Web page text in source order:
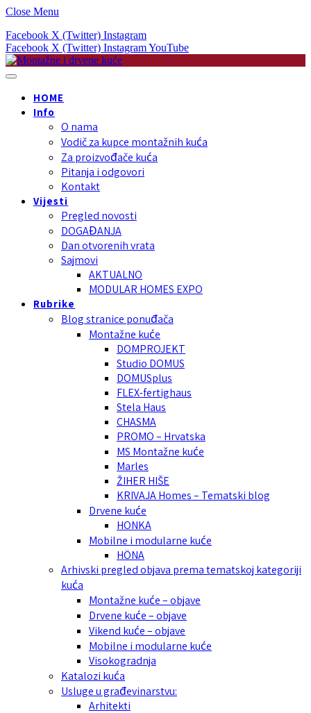
Close Menu
Facebook X (Twitter) Instagram
Facebook X (Twitter) InstagramYouTube
HOME
Info
O nama
Vodič za kupce montažnih kuća
Za proizvođače kuća
Pitanja i odgovori
Kontakt
Vijesti
Pregled novosti
DOGAĐANJA
Dan otvorenih vrata
Sajmovi
AKTUALNO
MODULAR HOMES EXPO
Rubrike
Blog stranice ponuđača
Montažne kuće
DOMPROJEKT
Studio DOMUS
DOMUSplus
FLEX-fertighaus
Stela Haus
CHASMA
PROMO – Hrvatska
MS Montažne kuće
Marles
ŽIHER HIŠE
KRIVAJA Homes – Tematski blog
Drvene kuće
HONKA
Mobilne i modularne kuće
HÖNA
Arhivski pregled objava prema tematskoj kategoriji
kuća
Montažne kuće – objave
Drvene kuće – objave
Vikend kuće – objave
Mobilne i modularne kuće
Visokogradnja
Katalozi kuća
Usluge u građevinarstvu:
Arhitekti